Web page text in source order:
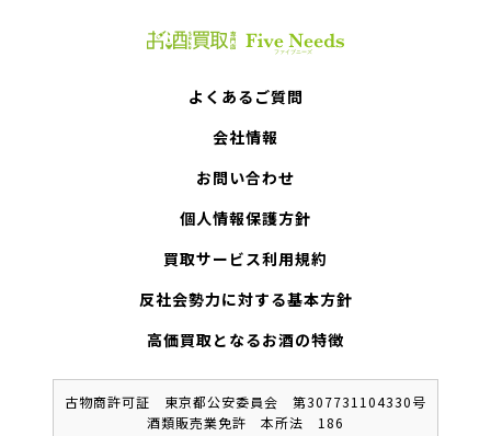
よくあるご質問
会社情報
お問い合わせ
個人情報保護方針
買取サービス利用規約
反社会勢力に対する基本方針
高価買取となるお酒の特徴
古物商許可証 東京都公安委員会 第307731104330号
酒類販売業免許 本所法 186